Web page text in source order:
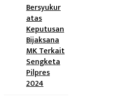
Bersyukur
atas
Keputusan
Bijaksana
MK Terkait
Sengketa
Pilpres
2024